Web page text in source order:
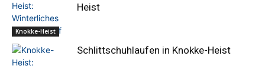
Knokke-Heist
Heist
Schlittschuhlaufen in Knokke-Heist